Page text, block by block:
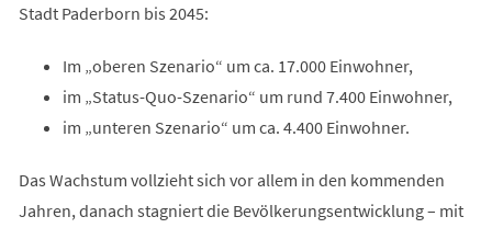
Stadt Paderborn bis 2045:
Im „oberen Szenario“ um ca. 17.000 Einwohner,
im „Status-Quo-Szenario“ um rund 7.400 Einwohner,
im „unteren Szenario“ um ca. 4.400 Einwohner.
Das Wachstum vollzieht sich vor allem in den kommenden
Jahren, danach stagniert die Bevölkerungsentwicklung – mit